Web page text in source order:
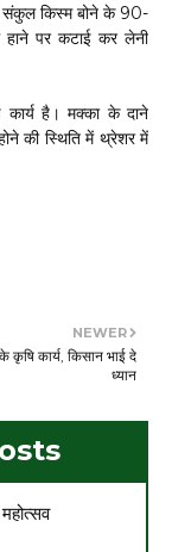
संकुल किस्म बोने के 90-
पर कटाई कर लेनी
है। मक्का के दाने
की स्थिति में थ्रेशर में
NEWER
कृषि कार्य, किसान भाई दे
ध्यान